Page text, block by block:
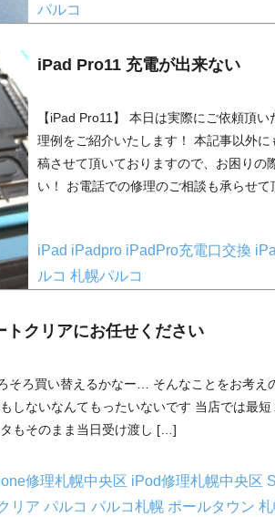
パルコ
iPad Pro11 充電が出来ない
【iPad Pro11】 本日は実際にご依頼頂
理例をご紹介いたします！ 本記事以外に
稿させて頂いておりますので、お困りの
い！ お電話での修理のご相談も承らせ
iPad iPadpro iPadPro充電口交換
ルコ 札幌パルコ
トクリアにお任せください
そろ買い替えるかなー… そんなことをお考え
しないなんてもったいないです 当店では最短
もそのまま当日受け渡し […]
修理札幌中央区 iPod修理札幌中央区
リア パルコ パルコ札幌 ポールタウン